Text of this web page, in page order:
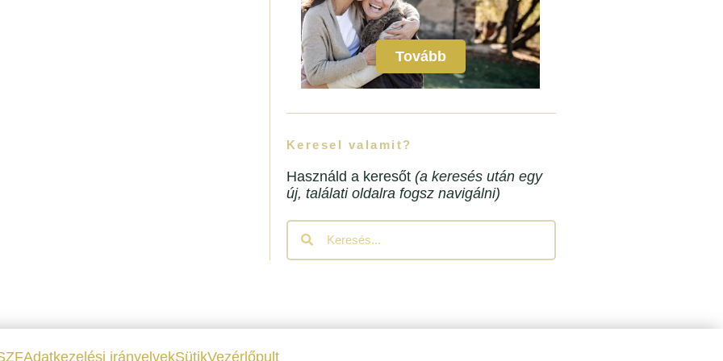
Tovább
Keresel valamit?
Használd a keresőt (a keresés után egy
új, találati oldalra fogsz navigálni)
Keresés
Adatkezelési irányelvekSütikVezérlőpult